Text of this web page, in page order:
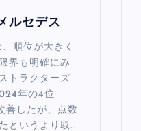
ルセデス
順位が大きく
界も明確にみ
トラクターズ
年の4位
善したが、点数
というより取…